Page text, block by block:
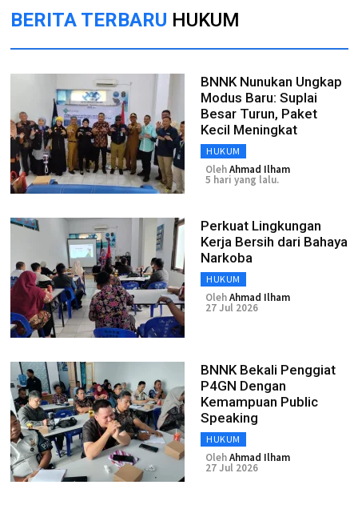
BERITA TERBARU HUKUM
BNNK Nunukan Ungkap
Modus Baru: Suplai
Besar Turun, Paket
Kecil Meningkat
HUKUM
OlehAhmad Ilham
5 hari yang lalu.
Perkuat Lingkungan
Kerja Bersih dari Bahaya
Narkoba
HUKUM
OlehAhmad Ilham
27 Jul 2026
BNNK Bekali Penggiat
P4GN Dengan
Kemampuan Public
Speaking
HUKUM
OlehAhmad Ilham
27 Jul 2026